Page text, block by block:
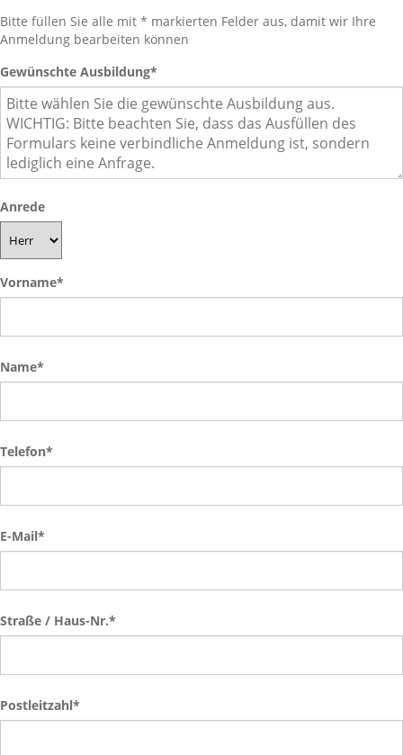
Bitte füllen Sie alle mit * markierten Felder aus, damit wir Ihre
Anmeldung bearbeiten können
Gewünschte Ausbildung*
Anrede
Vorname*
Name*
Telefon*
E-Mail*
Straße / Haus-Nr.*
Postleitzahl*